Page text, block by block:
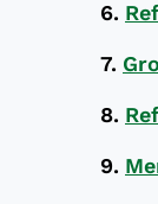
6.
7.
8.
9.